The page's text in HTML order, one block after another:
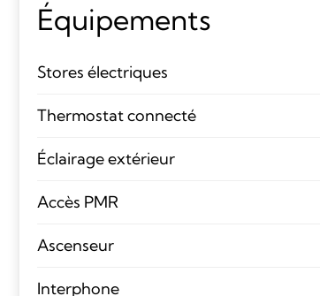
Équipements
Stores électriques
Thermostat connecté
Éclairage extérieur
Accès PMR
Ascenseur
Interphone